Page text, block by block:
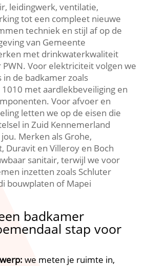
leidingwerk, ventilatie,
tot een compleet nieuwe
techniek en stijl af op de
van Gemeente
met drinkwaterkwaliteit
Voor elektriciteit volgen we
in de badkamer zoals
met aardlekbeveiliging en
Voor afvoer en
letten we op de eisen die
in Zuid Kennemerland
Merken als Grohe,
Duravit en Villeroy en Boch
sanitair, terwijl we voor
inzetten zoals Schluter
bouwplaten of Mapei
badkamer
stap voor
we meten je ruimte in,